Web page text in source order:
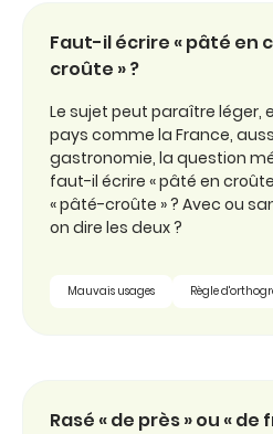
Faut-il écrire « pâté en
croûte » ?
Le sujet peut paraître léger,
pays comme la France,
gastronomie, la question
faut-il écrire « pâté en
« pâté-croûte » ? Avec ou
on dire les deux ?
Mauvais usages Règle
Rasé « de près » ou « de